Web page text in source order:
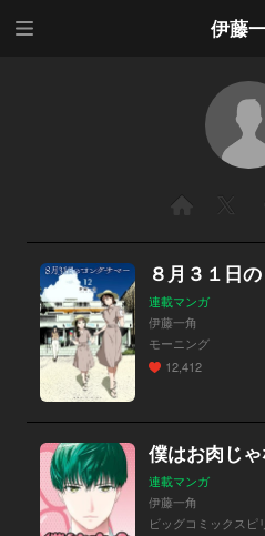
伊藤
８月３１日
連載マンガ
伊藤一角
モーニング
12,412
僕はお肉じ
連載マンガ
伊藤一角
ビッグコミックスピ